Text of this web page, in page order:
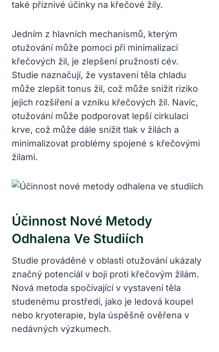
také příznivé účinky na křečové žíly.
Jedním z hlavních mechanismů, kterým
otužování může pomoci při minimalizaci
křečových žil, je zlepšení pružnosti cév.
Studie naznačují, že vystavení těla chladu
může zlepšit tonus žil, což může snížit riziko
jejich rozšíření a vzniku křečových žil. Navíc,
otužování může podporovat lepší cirkulaci
krve, což může dále snížit tlak v žilách a
minimalizovat problémy spojené s křečovými
žilami.
Účinnost Nové Metody
Odhalena Ve Studiích
Studie prováděné v oblasti otužování ukázaly
značný potenciál v boji proti křečovým žilám.
Nová metoda spočívající v vystavení těla
studenému prostředí, jako je ledová koupel
nebo kryoterapie, byla úspěšně ověřena v
nedávných výzkumech.